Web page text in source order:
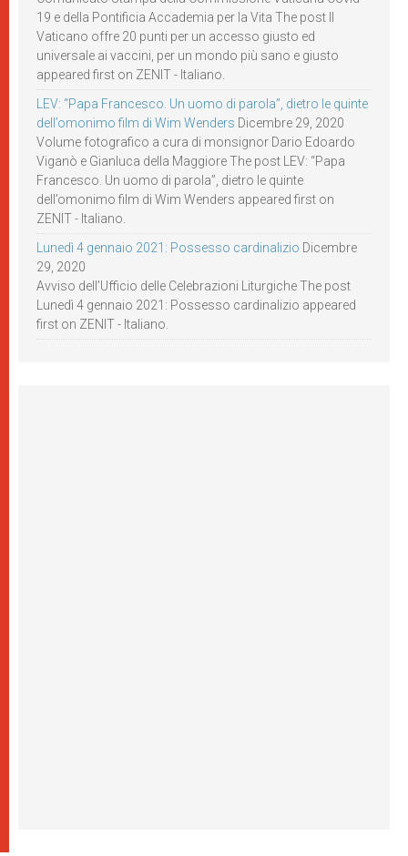
19 e della Pontificia Accademia per la Vita The post Il
Vaticano offre 20 punti per un accesso giusto ed
universale ai vaccini, per un mondo più sano e giusto
appeared first on ZENIT - Italiano.
LEV: “Papa Francesco. Un uomo di parola”, dietro le quinte
dell’omonimo film di Wim Wenders Dicembre 29, 2020
Volume fotografico a cura di monsignor Dario Edoardo
Viganò e Gianluca della Maggiore The post LEV: “Papa
Francesco. Un uomo di parola”, dietro le quinte
dell’omonimo film di Wim Wenders appeared first on
ZENIT - Italiano.
Lunedì 4 gennaio 2021: Possesso cardinalizio Dicembre
29, 2020
Avviso dell’Ufficio delle Celebrazioni Liturgiche The post
Lunedì 4 gennaio 2021: Possesso cardinalizio appeared
first on ZENIT - Italiano.